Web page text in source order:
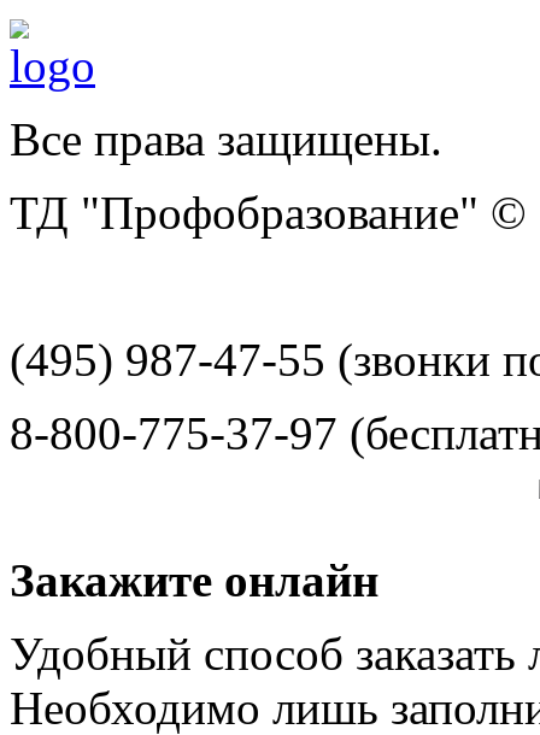
Все права защищены.
ТД "Профобразование" ©
(495) 987-47-55 (звонки
8-800-775-37-97
Закажите онлайн
Удобный способ заказать
Необходимо лишь